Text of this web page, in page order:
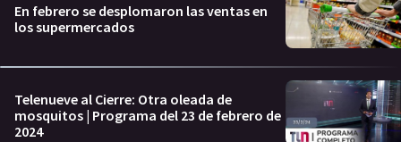
En febrero se desplomaron las ventas en
los supermercados
Telenueve al Cierre: Otra oleada de
mosquitos | Programa del 23 de febrero de
2024